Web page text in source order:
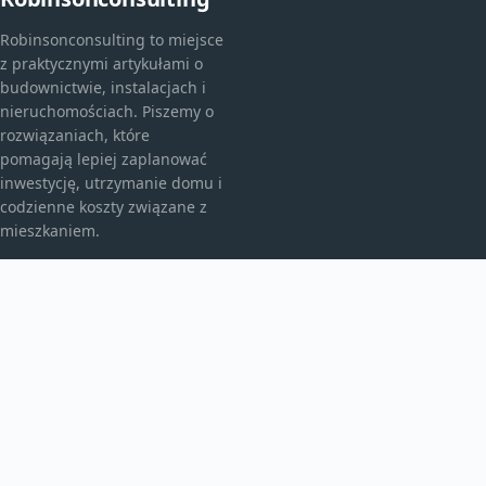
Robinsonconsulting to miejsce
z praktycznymi artykułami o
budownictwie, instalacjach i
nieruchomościach. Piszemy o
rozwiązaniach, które
pomagają lepiej zaplanować
inwestycję, utrzymanie domu i
codzienne koszty związane z
mieszkaniem.